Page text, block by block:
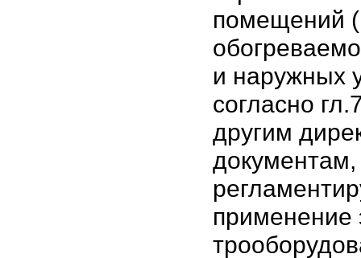
помещений
и наружных
согласно
другим
документам,
применение